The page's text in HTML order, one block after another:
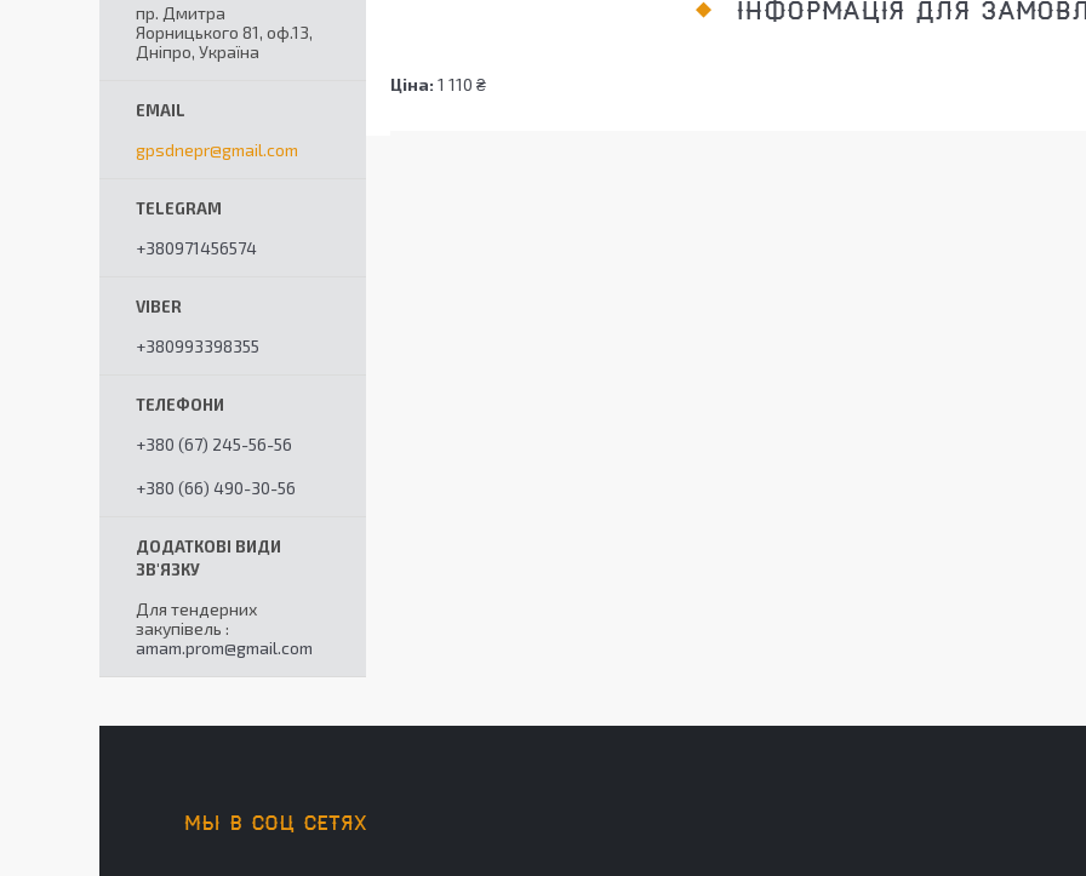
ІНФОРМАЦІЯ ДЛЯ
Ціна: 1 110 ₴
пр. Дмитра
Яорницького 81, оф.13,
Дніпро, Україна
gpsdnepr@gmail.com
+380971456574
+380993398355
+380 (67) 245-56-56
+380 (66) 490-30-56
Для тендерних
закупівель
amam.prom@gmail.com
МЫ В СОЦ СЕТЯХ